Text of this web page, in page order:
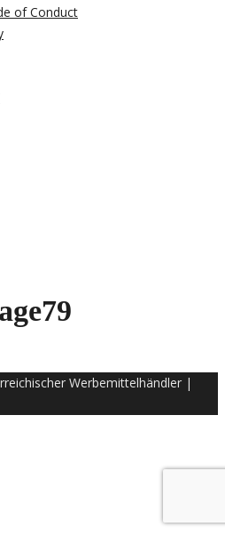
of Conduct
Werbemittelhändler |